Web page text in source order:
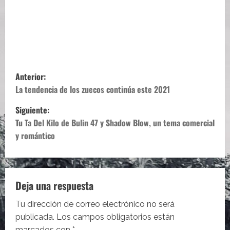
N
a
v
e
g
a
c
i
Anterior:
La tendencia de los zuecos continúa este 2021
Siguiente:
Tu Ta Del Kilo de Bulin 47 y Shadow Blow, un tema comercial
y romántico
Deja una respuesta
Tu dirección de correo electrónico no será
publicada. Los campos obligatorios están